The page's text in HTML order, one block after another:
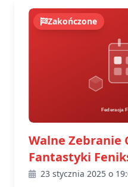
Zakończone
Walne Zebranie
Fantastyki
23 stycznia 2025 o